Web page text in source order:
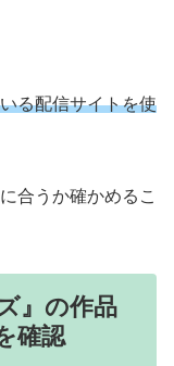
る配信サイトを使
合うか確かめるこ
』の作品
確認